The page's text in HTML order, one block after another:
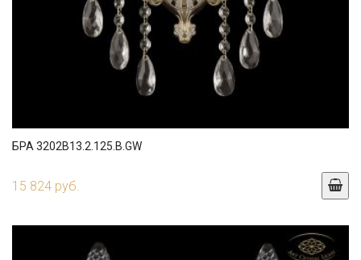
БРА 3202B13.2.125.B.GW
15 824 руб.